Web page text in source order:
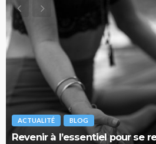
ACTUALITÉ BLOG
Revenir à l’essentiel pour se